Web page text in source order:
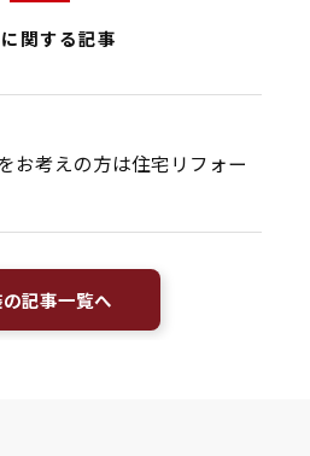
関する記事
お考えの方は住宅リフォー
記事一覧へ